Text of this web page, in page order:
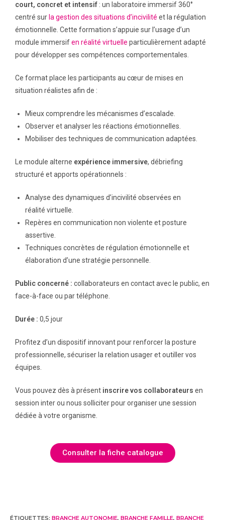
court, concret et intensif : un laboratoire immersif 360°
centré sur la gestion des situations d’incivilité et la régulation
émotionnelle. Cette formation s’appuie sur l’usage d’un
module immersifen réalité virtuelle particulièrement adapté
pour développer ses compétences comportementales.
Ce format place les participants au cœur de mises en
situation réalistes afin de :
Mieux comprendre les mécanismes d’escalade.
Observer et analyser les réactions émotionnelles.
Mobiliser des techniques de communication adaptées.
Le module alterne expérience immersive, débriefing
structuré et apports opérationnels :
Analyse des dynamiques d’incivilité observées en
réalité virtuelle.
Repères en communication non violente et posture
assertive.
Techniques concrètes de régulation émotionnelle et
élaboration d’une stratégie personnelle.
Public concerné : collaborateurs en contact avec le public, en
face-à-face ou par téléphone.
Durée : 0,5 jour
Profitez d’un dispositif innovant pour renforcer la posture
professionnelle, sécuriser la relation usager et outiller vos
équipes.
Vous pouvez dès à présent inscrire vos collaborateurs en
session inter ou nous solliciter pour organiser une session
dédiée à votre organisme.
Consulter la fiche catalogue
ÉTIQUETTES: BRANCHE AUTONOMIE, BRANCHE FAMILLE, BRANCHE